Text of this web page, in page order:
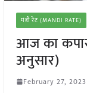
मंडी रेट (MANDI RATE)
आज का
अनुसार)
February 27, 2023